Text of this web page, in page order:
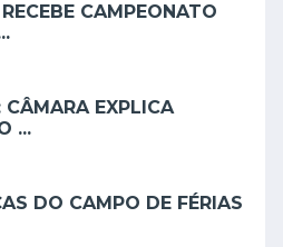
CAMPEONATO
EXPLICA
...
DO CAMPO DE FÉRIAS